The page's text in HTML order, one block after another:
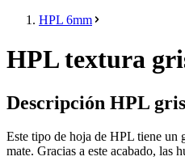
HPL 6mm
HPL textura
Descripción HPL
Este tipo de hoja de HPL tiene un
mate. Gracias a este acabado, las